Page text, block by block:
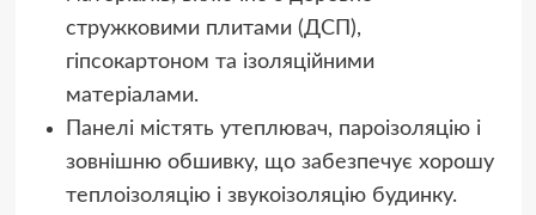
стружковими плитами (ДСП),
гіпсокартоном та ізоляційними
матеріалами.
Панелі містять утеплювач, пароізоляцію і
зовнішню обшивку, що забезпечує хорошу
теплоізоляцію і звукоізоляцію будинку.